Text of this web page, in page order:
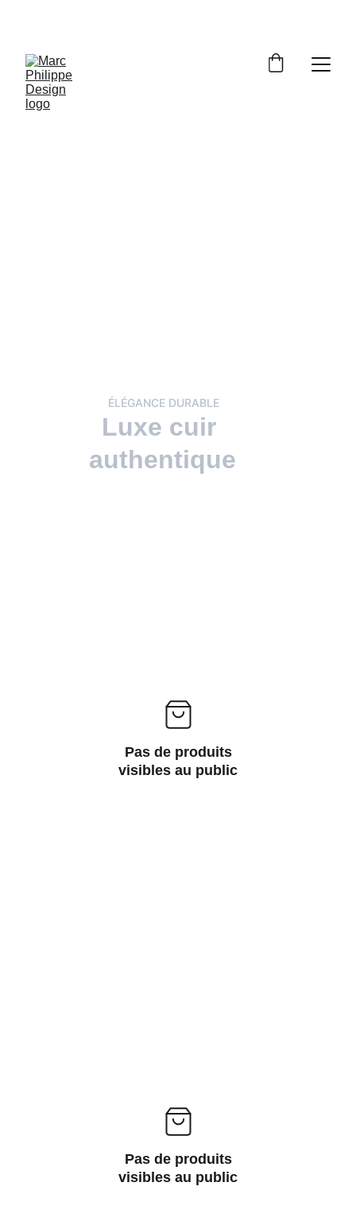
Luxe cuir
authentique
ÉLÉGANCE DURABLE
Pas de produits
visibles au public
Pas de produits
visibles au public